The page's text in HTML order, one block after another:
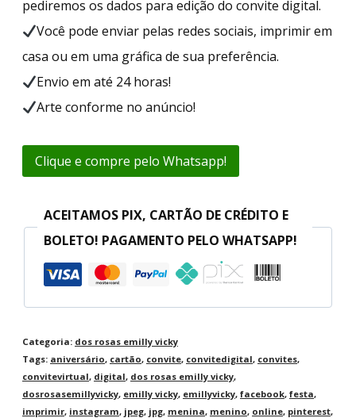
pediremos os dados para edição do convite digital.
Você pode enviar pelas redes sociais, imprimir em
casa ou em uma gráfica de sua preferência.
Envio em até 24 horas!
Arte conforme no anúncio!
Clique e compre pelo Whatsapp!
ACEITAMOS PIX, CARTÃO DE CRÉDITO E
BOLETO! PAGAMENTO PELO WHATSAPP!
Categoria: dos rosas emilly vicky
Tags: aniversário, cartão, convite, convitedigital, convites,
convitevirtual, digital, dos rosas emilly vicky,
dosrosasemillyvicky, emilly vicky, emillyvicky, facebook, festa,
imprimir, instagram, jpeg, jpg, menina, menino, online, pinterest,